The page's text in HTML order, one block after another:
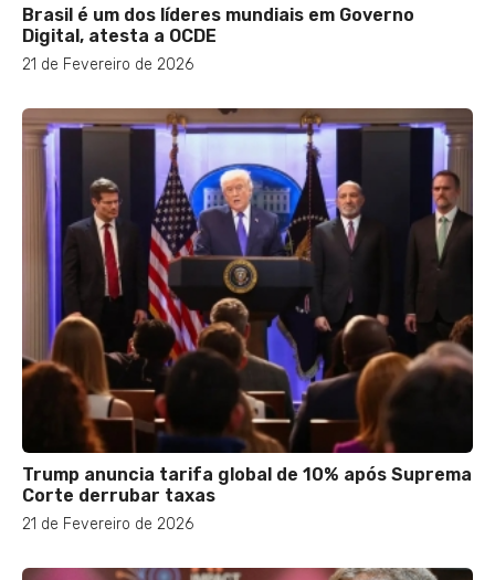
Brasil é um dos líderes mundiais em Governo
Digital, atesta a OCDE
21 de Fevereiro de 2026
Trump anuncia tarifa global de 10% após Suprema
Corte derrubar taxas
21 de Fevereiro de 2026